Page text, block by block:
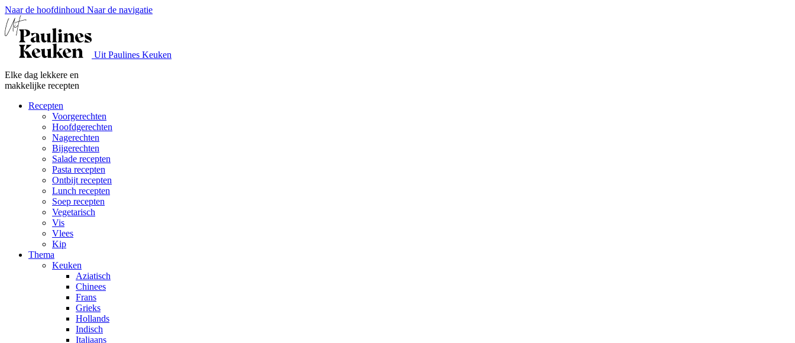
Naar de hoofdinhoud Naar de navigatie
Uit Paulines Keuken
Elke dag lekkere en
makkelijke recepten
Recepten
Voorgerechten
Hoofdgerechten
Nagerechten
Bijgerechten
Salade recepten
Pasta recepten
Ontbijt recepten
Lunch recepten
Soep recepten
Vegetarisch
Vis
Vlees
Kip
Thema
Keuken
Aziatisch
Chinees
Frans
Grieks
Hollands
Indisch
Italiaans